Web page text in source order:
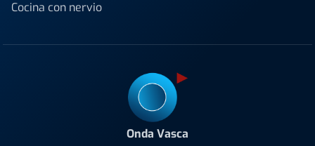
Cocina con nervio
Onda Vasca